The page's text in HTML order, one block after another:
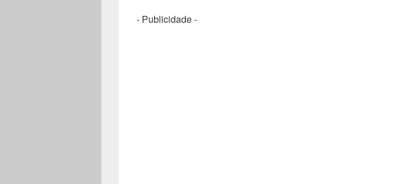
- Publicidade -